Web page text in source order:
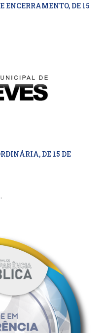
ENCERRAMENTO, DE 15
DE 15 DE